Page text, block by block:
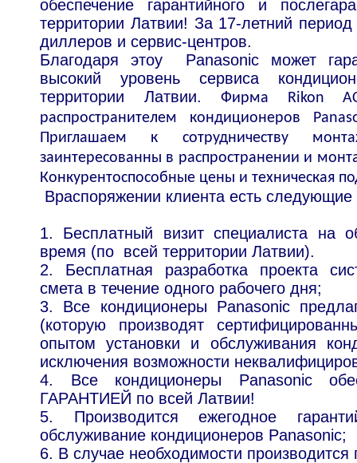
обеспечение гарантийного и
территории Латвии! За 17-летний
диллеров и сервис-центров.
Благодаря этоу Panasonic может
высокий уровень сервиса
территории Латвии.Фирма Rikon
распространителем кондиционеров
Приглашаем к сотрудничеству
заинтересованны в распространении и
Конкурентоспособные цены и техническая
Bраспоряжении клиента есть
1. Бесплатный визит специалиста на
время (по всей территории Латвии).
2. Бесплатная разработка проекта
смета в течение одного рабочего дня;
3. Все кондиционеры Panasonic
(которую производят
опытом установки и обслуживания
исключения возможности
4. Все кондиционеры Panasonic
ГАРАНТИЕЙ по всей Латвии!
5. Производится ежегодное
обслуживание кондиционеров Panasonic;
6. В случае необходимости производится